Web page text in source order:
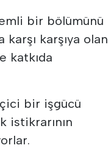
bir bölümünü
karşıya olan
katkıda
bir işgücü
istikrarının